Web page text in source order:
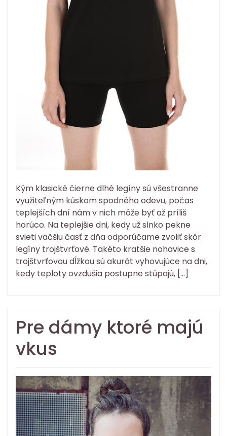
Kým klasické čierne dlhé legíny sú všestranne
využiteľným kúskom spodného odevu, počas
teplejších dní nám v nich môže byť až príliš
horúco. Na teplejšie dni, kedy už slnko pekne
svieti väčšiu časť z dňa odporúčame zvoliť skôr
legíny trojštvrťové. Takéto kratšie nohavice s
trojštvrťovou dĺžkou sú akurát vyhovujúce na dni,
kedy teploty ovzdušia postupne stúpajú, […]
Pre dámy ktoré majú
vkus